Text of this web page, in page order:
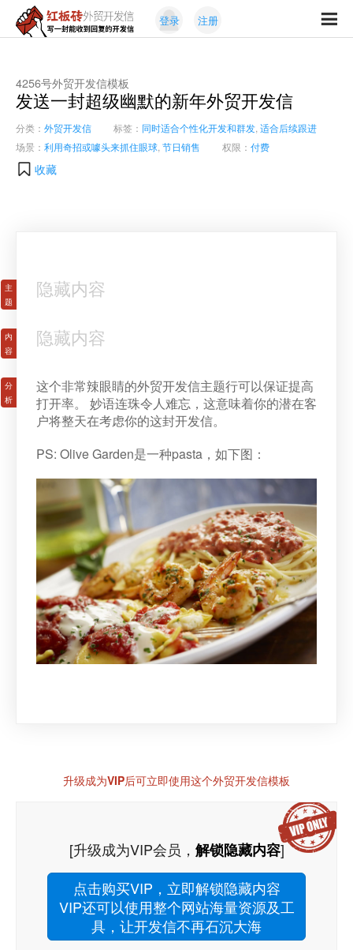
红
砖
外
贸
开
发
信
封
能
到
回
复
登录 注册
4256号外贸开发信模板
发送一封超级幽默的新年外贸开发信
分类： 外贸开发信 标签： 同时适合个性化开发和群发 适合后续跟进
场景： 利用奇招或噱头来抓住眼球 节日销售 权限： 付费
收藏
隐藏内容
隐藏内容
这个非常辣眼睛的外贸开发信主题行可以保证提高
打开率。 妙语连珠令人难忘，这意味着你的潜在客
户将整天在考虑你的这封开发信。
PS: Olive Garden是一种pasta，如下图：
升级成为VIP后可立即使用这个外贸开发信模板
[升级成为VIP会员， 解锁隐藏内容]
点击购买VIP，立即解锁隐藏内容
VIP还可以使用整个网站海量资源及工
具，让开发信不再石沉大海